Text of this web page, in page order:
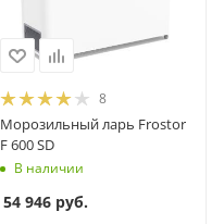
8
Морозильный ларь Frostor
F 600 SD
В наличии
54 946 руб.